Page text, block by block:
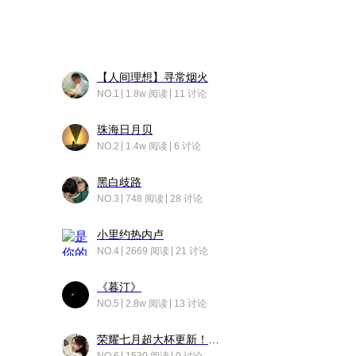
【人间理想】寻常烟火
NO.1 1.8w 阅读 11 讨论
珠海日月贝
NO.2 1.4w 阅读 6 讨论
黑白歧路
NO.3 748 阅读 28 讨论
小里约热内卢
NO.4 2669 阅读 21 讨论
《暮汀》
NO.5 2.8w 阅读 13 讨论